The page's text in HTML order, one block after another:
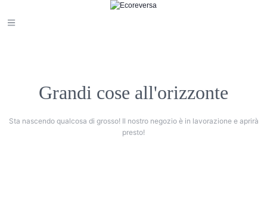
Grandi cose all'orizzonte
Sta nascendo qualcosa di grosso! Il nostro negozio è in lavorazione e aprirà
presto!